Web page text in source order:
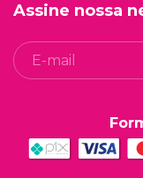
Assine nossa